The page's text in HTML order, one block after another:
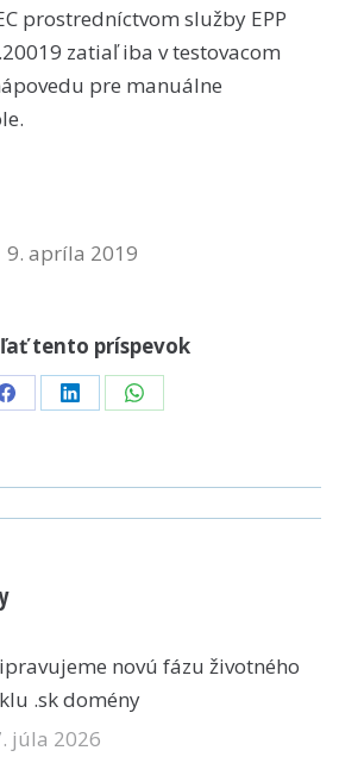
prostredníctvom služby EPP
zatiaľ iba v testovacom
pre manuálne
9. apríla 2019
tento príspevok
Share
Facebook
Share
LinkedIn
Share
WhatsApp
novú fázu životného
.sk domény
júla 2026